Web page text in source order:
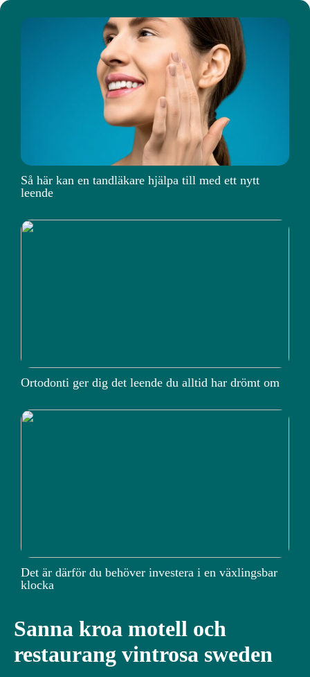
Så här kan en tandläkare hjälpa till med ett nytt
leende
Ortodonti ger dig det leende du alltid har drömt om
Det är därför du behöver investera i en växlingsbar
klocka
Sanna kroa motell och
restaurang vintrosa sweden